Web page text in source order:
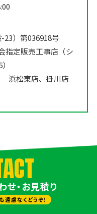
23）第036918号
指定販売工事店（シ
浜松東店、掛川店
せ・お見積り
遠慮なくどうぞ！